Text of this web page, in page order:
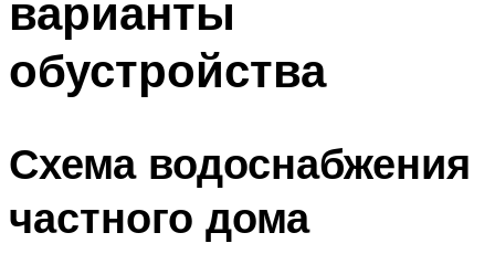
варианты
обустройства
Схема водоснабжения
частного дома